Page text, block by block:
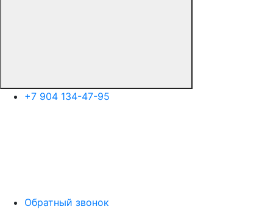
+7 904 134-47-95
Обратный звонок